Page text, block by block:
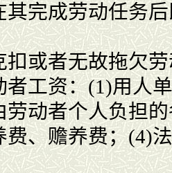
其完成劳动任务
扣或者无故拖欠
者工资：(1)用人
劳动者个人负担
费、赡养费；(4)